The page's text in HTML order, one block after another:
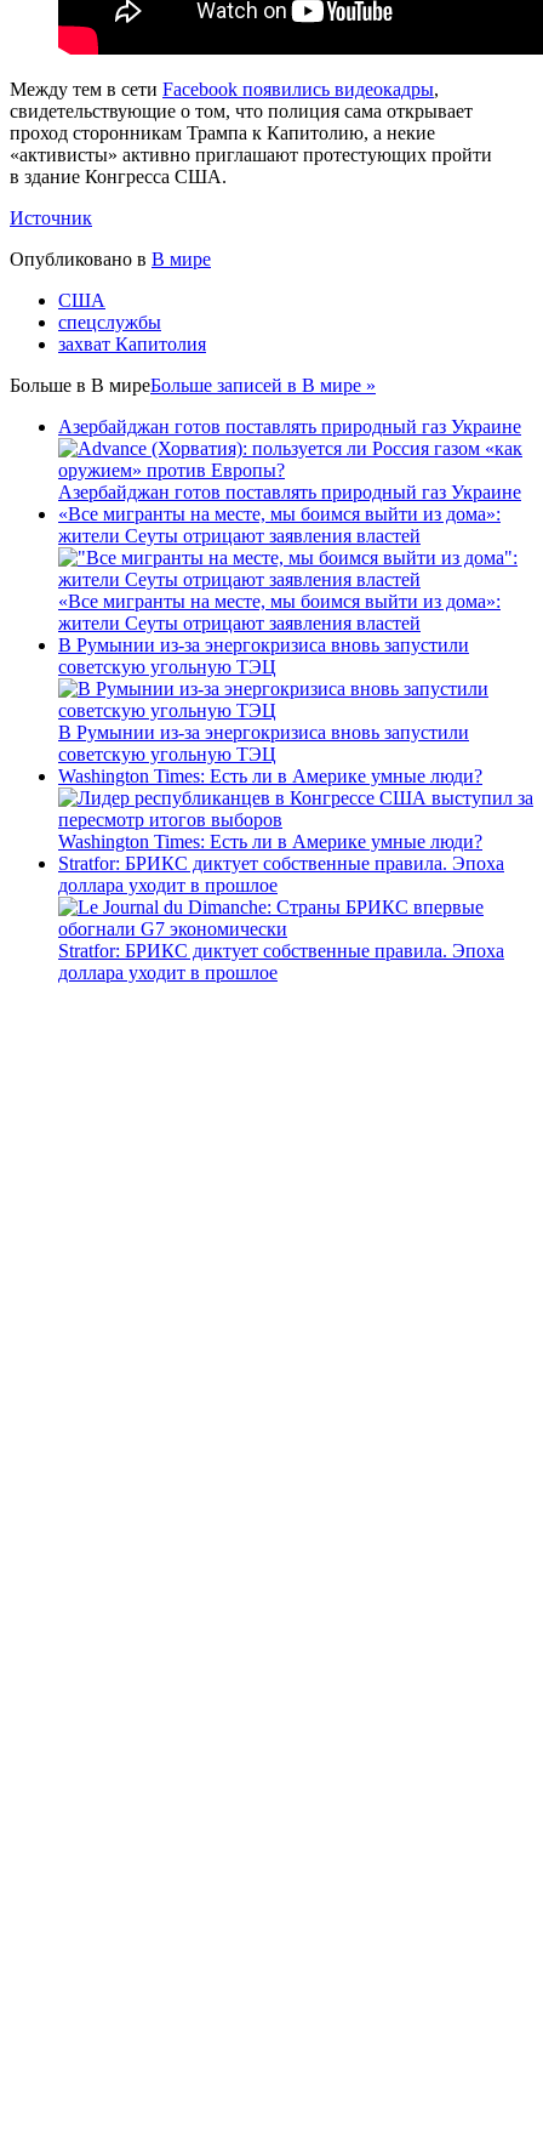
Между тем в сети Facebook появились видеокадры,
свидетельствующие о том, что полиция сама открывает
проход сторонникам Трампа к Капитолию, а некие
«активисты» активно приглашают протестующих пройти
в здание Конгресса США.
Источник
Опубликовано в В мире
США
спецслужбы
захват Капитолия
Больше в В миреБольше записей в В мире »
Азербайджан готов поставлять природный газ Украине
Азербайджан готов поставлять природный газ Украине
«Все мигранты на месте, мы боимся выйти из дома»:
жители Сеуты отрицают заявления властей
«Все мигранты на месте, мы боимся выйти из дома»:
жители Сеуты отрицают заявления властей
В Румынии из-за энергокризиса вновь запустили
советскую угольную ТЭЦ
В Румынии из-за энергокризиса вновь запустили
советскую угольную ТЭЦ
Washington Times: Есть ли в Америке умные люди?
Washington Times: Есть ли в Америке умные люди?
Stratfor: БРИКС диктует собственные правила. Эпоха
доллара уходит в прошлое
Stratfor: БРИКС диктует собственные правила. Эпоха
доллара уходит в прошлое